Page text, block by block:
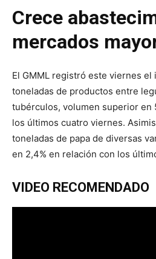
Crece
mercados
El GMML registró este viernes el
toneladas de productos entre
tubérculos, volumen superior en
los últimos cuatro viernes.
toneladas de papa de diversas
en 2,4% en relación con los
VIDEO RECOMENDADO